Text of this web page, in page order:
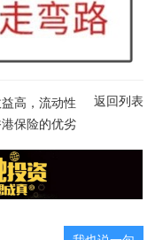
高，流动性
合常识！
保险的优劣
返回列表